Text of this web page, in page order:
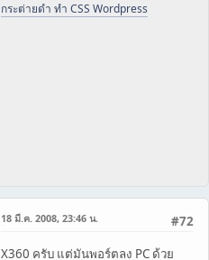
กระต่ายดำ ทำ CSS Wordpress
#72
18 มี.ค. 2008, 23:46 น.
X360 ครับ แต่มันพอร์ตลง PC ด้วย